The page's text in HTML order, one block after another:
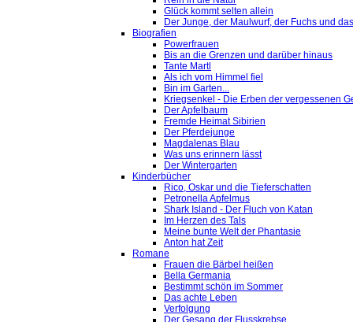
Glück kommt selten allein
Der Junge, der Maulwurf, der Fuchs und
Biografien
Powerfrauen
Bis an die Grenzen und darüber hinaus
Tante Martl
Als ich vom Himmel fiel
Bin im Garten...
Kriegsenkel - Die Erben der vergessenen
Der Apfelbaum
Fremde Heimat Sibirien
Der Pferdejunge
Magdalenas Blau
Was uns erinnern lässt
Der Wintergarten
Kinderbücher
Rico, Oskar und die Tieferschatten
Petronella Apfelmus
Shark Island - Der Fluch von Katan
Im Herzen des Tals
Meine bunte Welt der Phantasie
Anton hat Zeit
Romane
Frauen die Bärbel heißen
Bella Germania
Bestimmt schön im Sommer
Das achte Leben
Verfolgung
Der Gesang der Flusskrebse